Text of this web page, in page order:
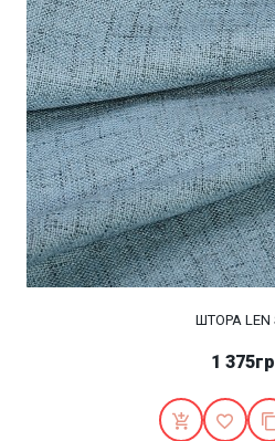
ШТОРА LEN
1